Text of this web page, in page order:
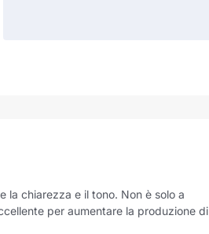
la chiarezza e il tono. Non è solo a
per aumentare la produzione di